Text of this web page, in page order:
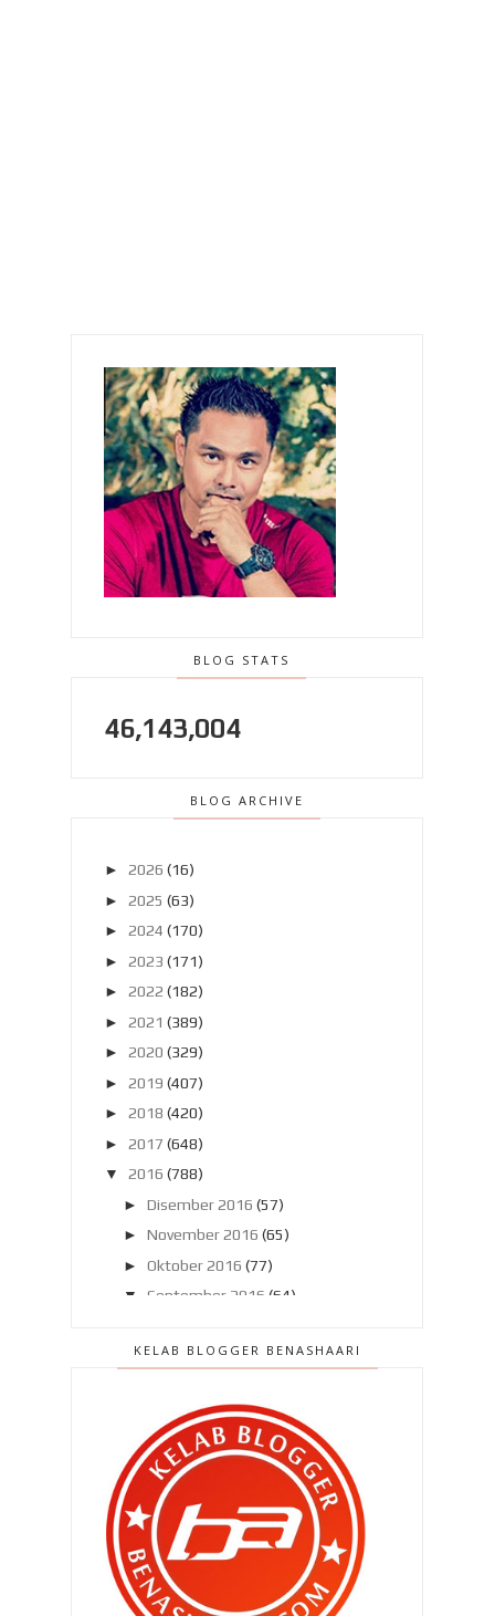
BLOG STATS
46,143,004
BLOG ARCHIVE
► 2026 (16)
► 2025 (63)
► 2024 (170)
► 2023 (171)
► 2022 (182)
► 2021 (389)
► 2020 (329)
► 2019 (407)
► 2018 (420)
► 2017 (648)
▼
2016 (788)
► Disember 2016 (57)
► November 2016 (65)
► Oktober 2016 (77)
▼
September 2016 (64)
Bila aku dipelawa beri kursus media
Anak perempuan cepat merajuk ?
Stress dengan dengkur !
Kenapa perlu pilih XCAPE RESORT
Sg.Lembing ?
Cabaran bermula..
KELAB BLOGGER BENASHAARI